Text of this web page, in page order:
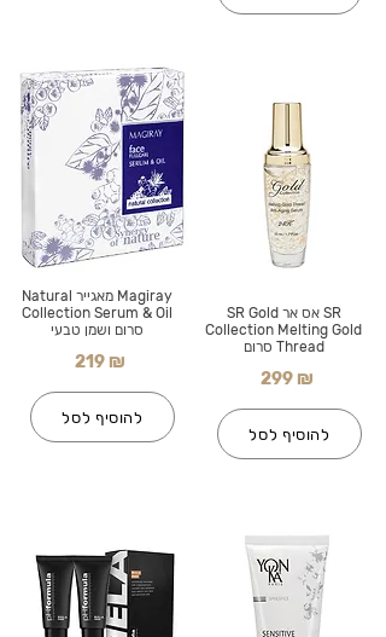
Magiray מאגייר Natural
Collection Serum & Oil
סרום ושמן טבעי
219 ₪
להוסיף לסל
SR אס אר SR Gold
Collection Melting Gold
Thread סרום
299 ₪
להוסיף לסל